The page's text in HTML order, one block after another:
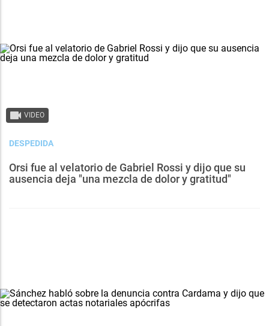
VIDEO
DESPEDIDA
Orsi fue al velatorio de Gabriel Rossi y dijo que su
ausencia deja "una mezcla de dolor y gratitud"